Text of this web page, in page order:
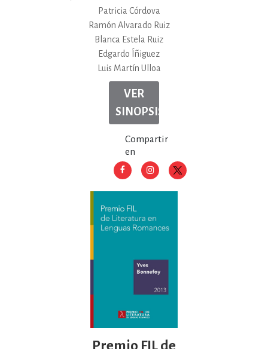
Patricia Córdova
Ramón Alvarado Ruiz
Blanca Estela Ruiz
Edgardo Íñiguez
Luis Martín Ulloa
VER
SINOPSIS
Compartir
en
Premio FIL de